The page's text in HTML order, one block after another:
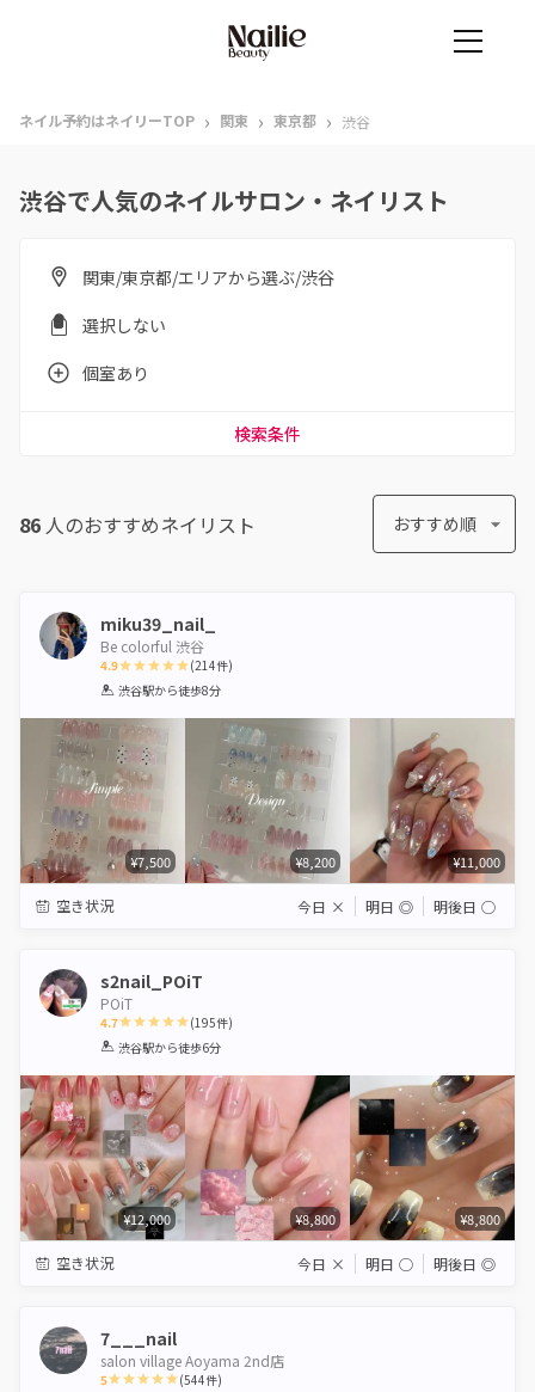
ネイル予約はネイリーTOP › 関東 › 東京都 › 渋谷
渋谷で人気のネイルサロン・ネイリスト
関東/東京都/エリアから選ぶ/渋谷
選択しない
個室あり
検索条件
86 人のおすすめネイリスト おすすめ順
miku39_nail_
Be colorful 渋谷
4.9
1 2 3 4 5
(214件)
渋谷駅から徒歩8分
¥7,500 ¥8,200 ¥11,000
空き状況 今日 × 明日 ◎ 明後日 ◯
s2nail_POiT
POiT
4.7
1 2 3 4 5
(195件)
渋谷駅から徒歩6分
¥12,000 ¥8,800 ¥8,800
空き状況 今日 × 明日 ◯ 明後日 ◎
7___nail
salon village Aoyama 2nd店
5 (544件)